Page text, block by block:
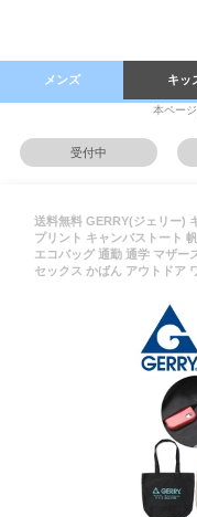
メンズ キッ
本ペー
受付中
送料無料 GERRY(ジェリー)
プリント キャンバストート
エコバッグ 通勤 通学 マザー
セックス かばん アウトドア